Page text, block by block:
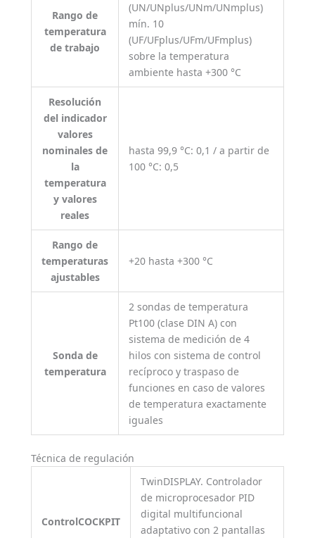
Rango de
temperatura
de trabajo
(UN/UNplus/UNm/UNmplus)
mín. 10
(UF/UFplus/UFm/UFmplus)
sobre la temperatura
ambiente hasta +300 °C
Resolución
del indicador
valores
nominales de
la
temperatura
y valores
reales
hasta 99,9 °C: 0,1 / a partir de
100 °C: 0,5
Rango de
temperaturas
ajustables
+20 hasta +300 °C
Sonda de
temperatura
2 sondas de temperatura
Pt100 (clase DIN A) con
sistema de medición de 4
hilos con sistema de control
recíproco y traspaso de
funciones en caso de valores
de temperatura exactamente
iguales
Técnica de regulación
ControlCOCKPIT
TwinDISPLAY. Controlador
de microprocesador PID
digital multifuncional
adaptativo con 2 pantallas